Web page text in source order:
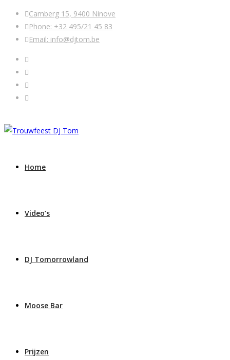
Camberg 15, 9400 Ninove
Phone: +32 495/21 45 83
Email: info@djtom.be
Home
Video’s
DJ Tomorrowland
Moose Bar
Prijzen